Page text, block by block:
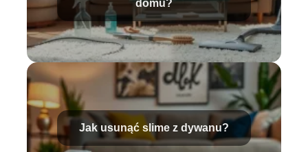
domu?
Jak usunąć slime z dywanu?